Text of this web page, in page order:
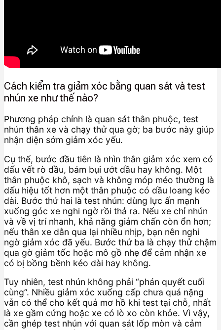
Cách kiểm tra giảm xóc bằng quan sát và test
nhún xe như thế nào?
Phương pháp chính là quan sát thân phuộc, test
nhún thân xe và chạy thử qua gờ; ba bước này giúp
nhận diện sớm giảm xóc yếu.
Cụ thể, bước đầu tiên là nhìn thân giảm xóc xem có
dấu vết rò dầu, bám bụi ướt dầu hay không. Một
thân phuộc khô, sạch và không móp méo thường là
dấu hiệu tốt hơn một thân phuộc có dầu loang kéo
dài. Bước thứ hai là test nhún: dùng lực ấn mạnh
xuống góc xe nghi ngờ rồi thả ra. Nếu xe chỉ nhún
và về vị trí nhanh, khả năng giảm chấn còn ổn hơn;
nếu thân xe dằn qua lại nhiều nhịp, bạn nên nghi
ngờ giảm xóc đã yếu. Bước thứ ba là chạy thử chậm
qua gờ giảm tốc hoặc mô gồ nhẹ để cảm nhận xe
có bị bồng bềnh kéo dài hay không.
Tuy nhiên, test nhún không phải “phán quyết cuối
cùng”. Nhiều giảm xóc xuống cấp chưa quá nặng
vẫn có thể cho kết quả mơ hồ khi test tại chỗ, nhất
là xe gầm cứng hoặc xe có lò xo còn khỏe. Vì vậy,
cần ghép test nhún với quan sát lốp mòn và cảm